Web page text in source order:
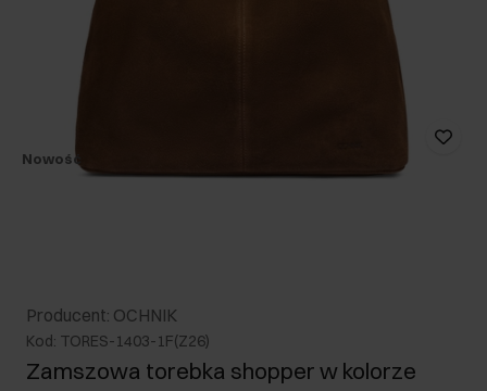
Nowość
Producent: OCHNIK
Kod: TORES-1403-1F(Z26)
Zamszowa torebka shopper w kolorze